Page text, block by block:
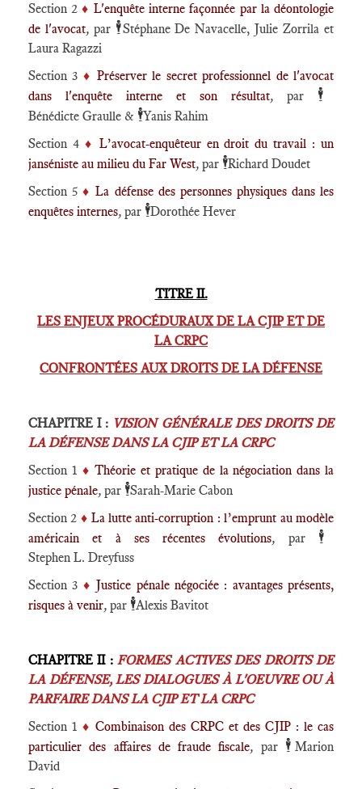
Section 2♦️ L'enquête interne façonnée par la déontologie
de l'avocat, par 🕴️Stéphane De Navacelle, Julie Zorrila et
Laura Ragazzi
Section 3 ♦️ Préserver le secret professionnel de l'avocat
dans l'enquête interne et son résultat, par 🕴️
Bénédicte Graulle & 🕴️Yanis Rahim
Section 4 ♦️ L’avocat-enquêteur en droit du travail : un
janséniste au milieu du Far West, par 🕴️Richard Doudet
Section 5♦️La défense des personnes physiques dans les
enquêtes internes, par 🕴️Dorothée Hever
TITRE II.
LES ENJEUX PROCÉDURAUX DE LA CJIP ET DE
LA CRPC
CONFRONTÉES AUX DROITS DE LA DÉFENSE
CHAPITRE I : VISION GÉNÉRALE DES DROITS DE
LA DÉFENSE DANS LA CJIP ET LA CRPC
Section 1 ♦️Théorie et pratique de la négociation dans la
justice pénale, par 🕴️Sarah-Marie Cabon
Section 2 ♦️ La lutte anti-corruption : l’emprunt au modèle
américain et à ses récentes évolutions, par 🕴️
Stephen L. Dreyfuss
Section 3 ♦️Justice pénale négociée : avantages présents,
risques à venir, par 🕴️Alexis Bavitot
CHAPITRE II : FORMES ACTIVES DES DROITS DE
LA DÉFENSE, LES DIALOGUES À L'OEUVRE OU À
PARFAIRE DANS LA CJIP ET LA CRPC
Section 1 ♦️ Combinaison des CRPC et des CJIP : le cas
particulier des affaires de fraude fiscale, par 🕴️ Marion
David